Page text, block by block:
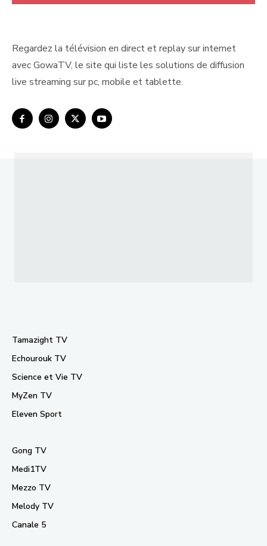
Regardez la télévision en direct et replay sur internet
avec GowaTV, le site qui liste les solutions de diffusion
live streaming sur pc, mobile et tablette.
Tamazight TV
Echourouk TV
Science et Vie TV
MyZen TV
Eleven Sport
Gong TV
Medi1TV
Mezzo TV
Melody TV
Canale 5